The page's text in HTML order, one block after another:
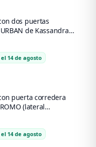
dos puertas
de Kassandra
14 de agosto
puerta corredera
(lateral
14 de agosto